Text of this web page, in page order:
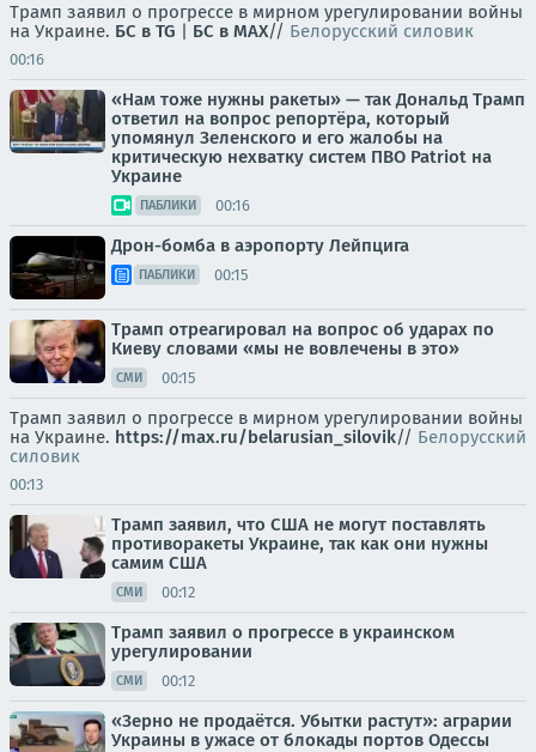
Трамп заявил о прогрессе в мирном урегулировании войны
на Украине. БС в TG | БС в МАХ// Белорусский силовик
00:16
«Нам тоже нужны ракеты» — так Дональд Трамп
ответил на вопрос репортёра, который
упомянул Зеленского и его жалобы на
критическую нехватку систем ПВО Patriot на
Украине
ПАБЛИКИ 00:16
Дрон-бомба в аэропорту Лейпцига
ПАБЛИКИ 00:15
Трамп отреагировал на вопрос об ударах по
Киеву словами «мы не вовлечены в это»
СМИ 00:15
Трамп заявил о прогрессе в мирном урегулировании войны
на Украине. https://max.ru/belarusian_silovik// Белорусский
силовик
00:13
Трамп заявил, что США не могут поставлять
противоракеты Украине, так как они нужны
самим США
СМИ 00:12
Трамп заявил о прогрессе в украинском
урегулировании
СМИ 00:12
«Зерно не продаётся. Убытки растут»: аграрии
Украины в ужасе от блокады портов Одессы